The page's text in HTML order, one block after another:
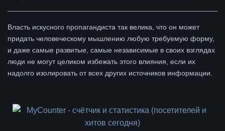
Власть искусного пропагандиста так велика, что он может
придать человеческому мышлению любую требуемую форму,
и даже самые развитые, самые независимые в своих взглядах
люди не могут целиком избежать этого влияния, если их
надолго изолировать от всех других источников информации.